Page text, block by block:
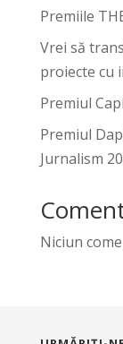
Premiile
Vrei să
proiecte cu
Premiul
Premiul
Jurnalism
Niciun